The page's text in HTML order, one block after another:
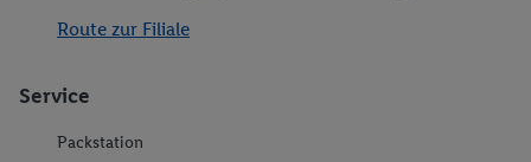
Route zur Filiale
Service
Packstation